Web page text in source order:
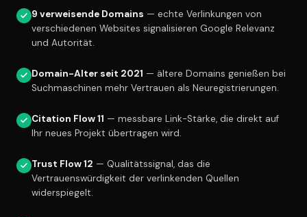
9 verweisende Domains — echte Verlinkungen von
verschiedenen Websites signalisieren Google Relevanz
und Autorität.
Domain-Alter seit 2021 — ältere Domains genießen bei
Suchmaschinen mehr Vertrauen als Neuregistrierungen.
Citation Flow 11 — messbare Link-Stärke, die direkt auf
Ihr neues Projekt übertragen wird.
Trust Flow 12 — Qualitätssignal, das die
Vertrauenswürdigkeit der verlinkenden Quellen
widerspiegelt.